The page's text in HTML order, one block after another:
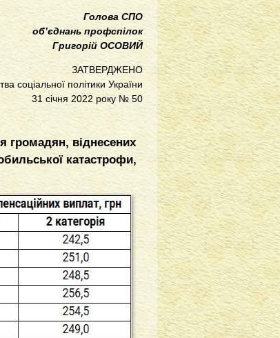
Голова СПО
об’єднань профспілок
Григорій ОСОВИЙ
ЗАТВЕРДЖЕНО
соціальної політики України
31 січня 2022 року № 50
громадян, віднесених
катастрофи,